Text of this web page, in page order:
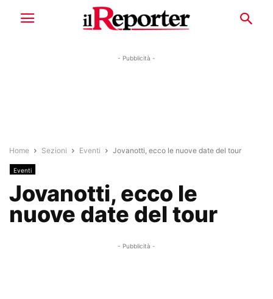
- Pubblicità -
Home Sezioni Eventi Jovanotti, ecco le nuove date del tour
Eventi
Jovanotti, ecco le
nuove date del tour
- Pubblicità -